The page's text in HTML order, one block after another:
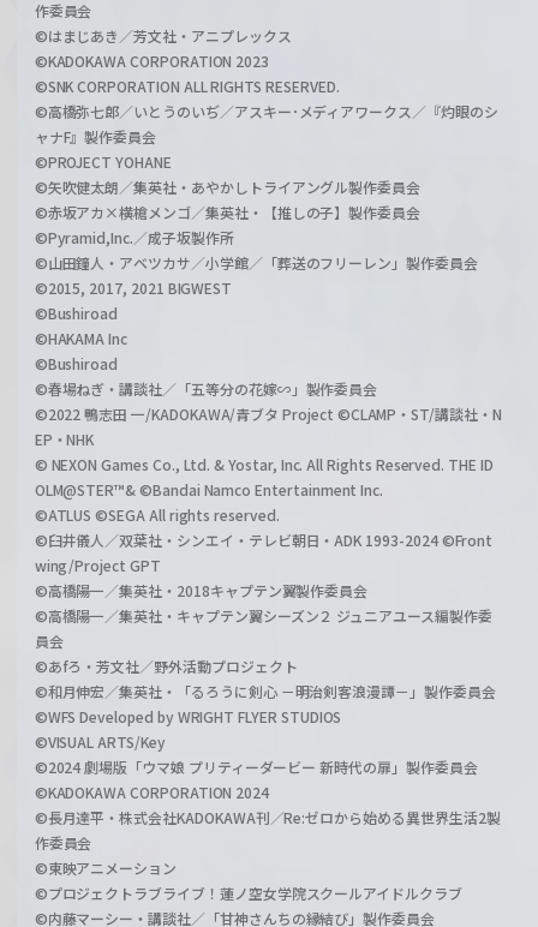
作委員会
©はまじあき／芳文社・アニプレックス
©KADOKAWA CORPORATION 2023
©SNK CORPORATION ALL RIGHTS RESERVED.
©高橋弥七郎／いとうのいぢ／アスキー･メディアワークス／『灼眼のシ
ャナF』製作委員会
©PROJECT YOHANE
©矢吹健太朗／集英社・あやかしトライアングル製作委員会
©赤坂アカ×横槍メンゴ／集英社・【推しの子】製作委員会
©Pyramid,Inc.／成子坂製作所
©山田鐘人・アベツカサ／小学館／「葬送のフリーレン」製作委員会
©2015, 2017, 2021 BIGWEST
©Bushiroad
©HAKAMA Inc
©Bushiroad
©春場ねぎ・講談社／「五等分の花嫁∽」製作委員会
©2022 鴨志田 一/KADOKAWA/青ブタ Project ©CLAMP・ST/講談社・N
EP・NHK
© NEXON Games Co., Ltd. & Yostar, Inc. All Rights Reserved. THE ID
OLM@STER™& ©Bandai Namco Entertainment Inc.
©ATLUS ©SEGA All rights reserved.
©臼井儀人／双葉社・シンエイ・テレビ朝日・ADK 1993-2024 ©Front
wing/Project GPT
©高橋陽一／集英社・2018キャプテン翼製作委員会
©高橋陽一／集英社・キャプテン翼シーズン２ ジュニアユース編製作委
員会
©あfろ・芳文社／野外活動プロジェクト
©和月伸宏／集英社・「るろうに剣心 －明治剣客浪漫譚－」製作委員会
©WFS Developed by WRIGHT FLYER STUDIOS
©VISUAL ARTS/Key
©2024 劇場版「ウマ娘 プリティーダービー 新時代の扉」製作委員会
©KADOKAWA CORPORATION 2024
©長月達平・株式会社KADOKAWA刊／Re:ゼロから始める異世界生活2製
作委員会
©東映アニメーション
©プロジェクトラブライブ！蓮ノ空女学院スクールアイドルクラブ
©内藤マーシー・講談社／「甘神さんちの縁結び」製作委員会